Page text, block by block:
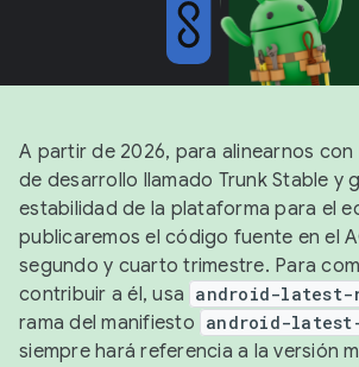
A partir de 2026, para alinearnos
de desarrollo llamado Trunk Stable y
estabilidad de la plataforma para el
publicaremos el código fuente en el
segundo y cuarto trimestre. Para
contribuir a él, usa android-latest-
rama del manifiesto android-
siempre hará referencia a la versión